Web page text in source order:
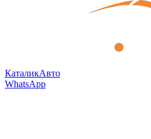
КаталикАвто
WhatsApp